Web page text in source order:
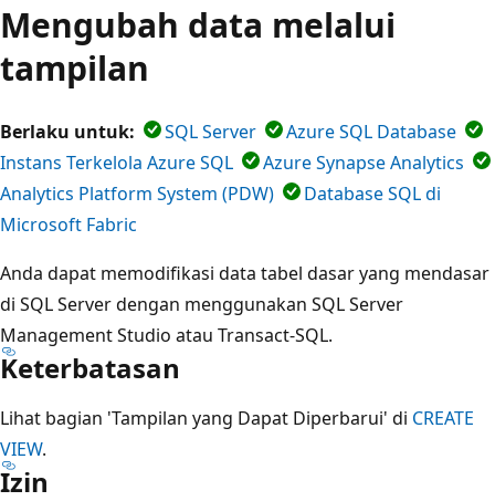
Mengubah data melalui
tampilan
Berlaku untuk: SQL Server
Azure SQL Database
Instans Terkelola Azure SQL
Azure Synapse Analytics
Analytics Platform System (PDW)
Database SQL di
Microsoft Fabric
Anda dapat memodifikasi data tabel dasar yang mendasar
di SQL Server dengan menggunakan SQL Server
Management Studio atau Transact-SQL.
Keterbatasan
Lihat bagian 'Tampilan yang Dapat Diperbarui' di CREATE
VIEW.
Izin